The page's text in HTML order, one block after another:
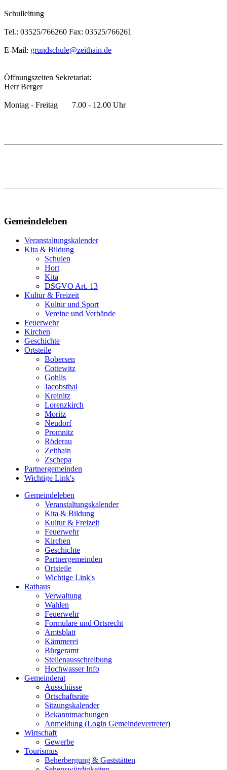
Schulleitung
Tel.: 03525/766260 Fax: 03525/766261
E-Mail: grundschule@zeithain.de
Öffnungszeiten Sekretariat:
Herr Berger
Montag - Freitag 7.00 - 12.00 Uhr
Gemeindeleben
Veranstaltungskalender
Kita & Bildung
Schulen
Hort
Kita
DSGVO Art. 13
Kultur & Freizeit
Kultur und Sport
Vereine und Verbände
Feuerwehr
Kirchen
Geschichte
Ortsteile
Bobersen
Cottewitz
Gohlis
Jacobsthal
Kreinitz
Lorenzkirch
Moritz
Neudorf
Promnitz
Röderau
Zeithain
Zschepa
Partnergemeinden
Wichtige Link's
Gemeindeleben
Veranstaltungskalender
Kita & Bildung
Kultur & Freizeit
Feuerwehr
Kirchen
Geschichte
Partnergemeinden
Ortsteile
Wichtige Link's
Rathaus
Verwaltung
Wahlen
Feuerwehr
Formulare und Ortsrecht
Amtsblatt
Kämmerei
Bürgeramt
Stellenausschreibung
Hochwasser Info
Gemeinderat
Ausschüsse
Ortschaftsräte
Sitzungskalender
Bekanntmachungen
Anmeldung (Login Gemeindevertreter)
Wirtschaft
Gewerbe
Tourismus
Beherbergung & Gaststätten